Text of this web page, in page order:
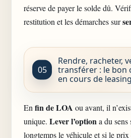
réserve de payer le solde dû.
restitution et les démarches sur
Rendre, racheter,
transférer : le bon
en cours de leasing
En fin de LOA ou avant, il
unique. Lever l’optiona du sens
longtemps le véhicule et si le prix